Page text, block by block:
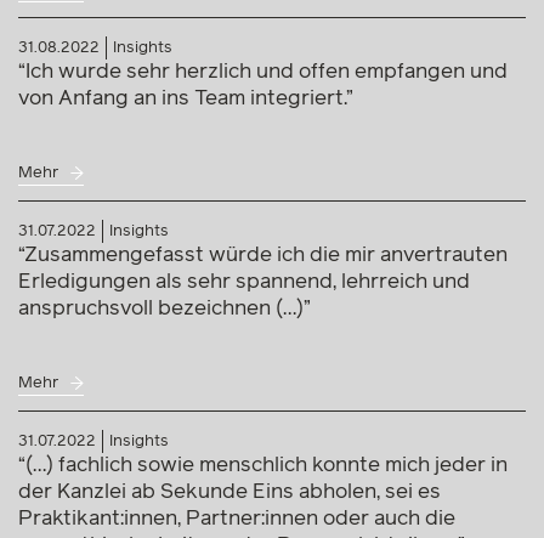
31.08.2022 Insights
“Ich wurde sehr herzlich und offen empfangen und
von Anfang an ins Team integriert.”
Mehr
31.07.2022 Insights
“Zusammengefasst würde ich die mir anvertrauten
Erledigungen als sehr spannend, lehrreich und
anspruchsvoll bezeichnen (…)”
Mehr
31.07.2022 Insights
“(…) fachlich sowie menschlich konnte mich jeder in
der Kanzlei ab Sekunde Eins abholen, sei es
Praktikant:innen, Partner:innen oder auch die